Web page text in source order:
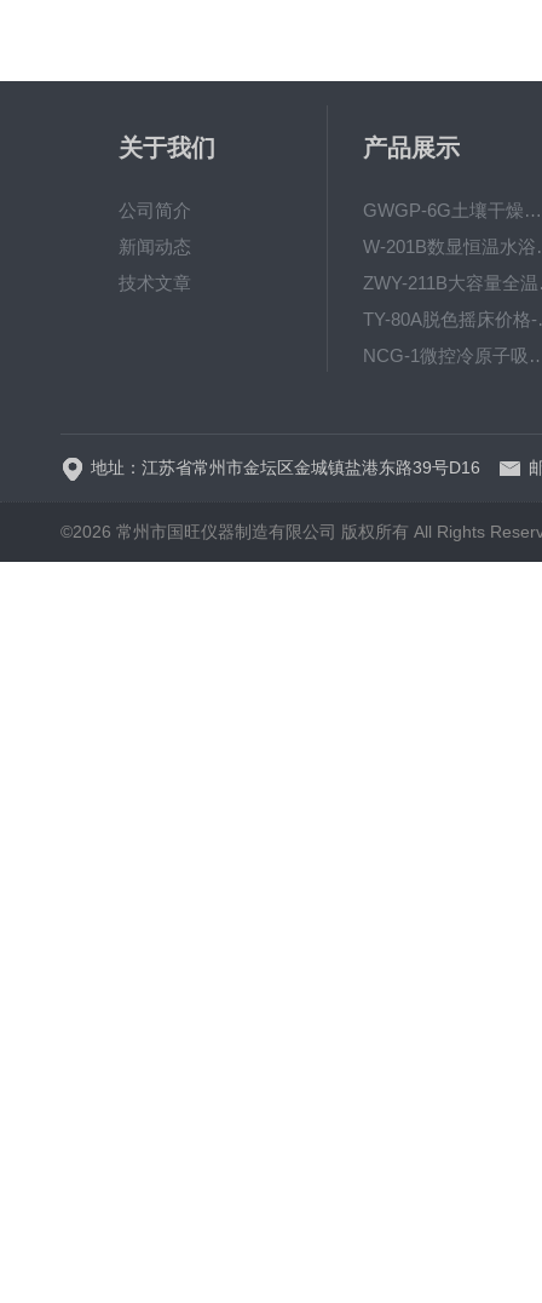
关于我们
公司简介
新闻动态
技术文章
产品展示
GWGP-6G土壤干燥柜-干燥箱/干燥机
W-
TY-
NCG-1微控冷
地址：江苏省常州市金坛区金城镇盐港东路39号D16
©2026 常州市国旺仪器制造有限公司 版权所有 All Rights